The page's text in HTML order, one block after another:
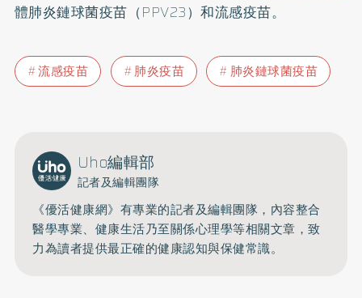
體肺炎鏈球菌疫苗（PPV23）和流感疫苗。
流感疫苗 肺炎疫苗 肺炎鏈球菌疫苗
Uho編輯部
記者及編輯團隊
《優活健康網》有專業的記者及編輯團隊，內容整合
醫學專業、健康生活乃至關係心理學等相關文章，致
力為讀者提供最正確的健康認知與保健常識。